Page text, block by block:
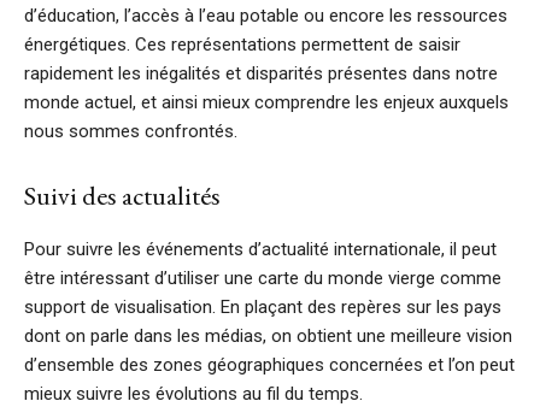
d’éducation, l’accès à l’eau potable ou encore les ressources
énergétiques. Ces représentations permettent de saisir
rapidement les inégalités et disparités présentes dans notre
monde actuel, et ainsi mieux comprendre les enjeux auxquels
nous sommes confrontés.
Suivi des actualités
Pour suivre les événements d’actualité internationale, il peut
être intéressant d’utiliser une carte du monde vierge comme
support de visualisation. En plaçant des repères sur les pays
dont on parle dans les médias, on obtient une meilleure vision
d’ensemble des zones géographiques concernées et l’on peut
mieux suivre les évolutions au fil du temps.